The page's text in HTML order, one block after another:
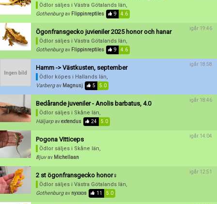
Ödlor säljes i Västra Götalands län,
Gothenburg av Flippinreptiles 9 4.6
Ögonfransgecko juvieniler 2025 honor och hanar
Ödlor säljes i Västra Götalands län,
Gothenburg av Flippinreptiles 9 4.6
igår 19:46
Hamm -> Västkusten, september
Ödlor köpes i Hallands län,
Varberg av Magnusj 5 5.0
igår 18:58
Bedårande juveniler - Anolis barbatus, 4.0
Ödlor säljes i Skåne län,
Häljarp avextendus 24 5.0
igår 18:46
Pogona Vitticeps
Ödlor säljes i Skåne län,
Bjuv av Michellaan
igår 14:04
2 st ögonfransgecko honor♀️
Ödlor säljes i Västra Götalands län,
Gothenburg av nyxxos 11 5.0
igår 12:51